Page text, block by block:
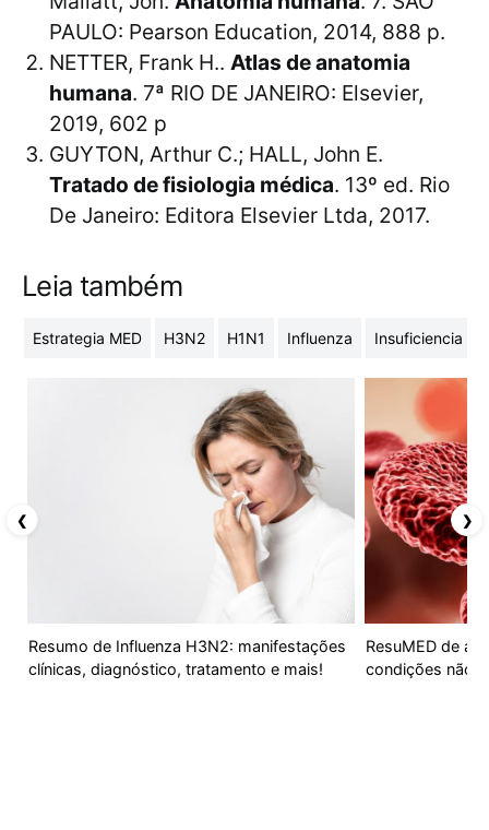
PAULO: Pearson Education, 2014, 888 p.
NETTER, Frank H.. Atlas de anatomia
humana. 7ª RIO DE JANEIRO: Elsevier,
2019, 602 p
GUYTON, Arthur C.; HALL, John E.
Tratado de fisiologia médica. 13º ed. Rio
De Janeiro: Editora Elsevier Ltda, 2017.
Leia também
Estrategia MED H3N2 H1N1 Influenza Insuficiencia
Resumo de Influenza H3N2: manifestações
clínicas, diagnóstico, tratamento e mais!
ResuMED de
condições não
❮ ❯